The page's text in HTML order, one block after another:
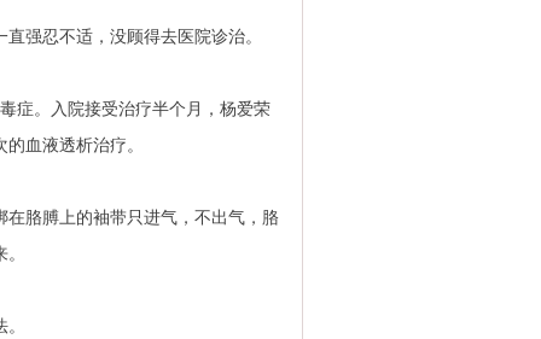
强忍不适，没顾得去医院诊治。
症。入院接受治疗半个月，杨爱荣
血液透析治疗。
胳膊上的袖带只进气，不出气，胳